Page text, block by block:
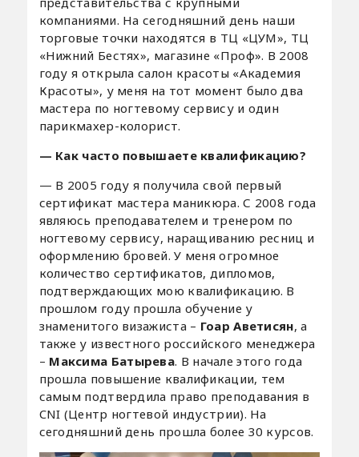
компаниями. На сегодняшний день наши
торговые точки находятся в ТЦ «ЦУМ», ТЦ
«Нижний Бестях», магазине «Проф». В 2008
году я открыла салон красоты «Академия
Красоты», у меня на тот момент было два
мастера по ногтевому сервису и один
парикмахер-колорист.
— Как часто повышаете квалификацию?
— В 2005 году я получила свой первый
сертификат мастера маникюра. С 2008 года
являюсь преподавателем и тренером по
ногтевому сервису, наращиванию ресниц и
оформлению бровей. У меня огромное
количество сертификатов, дипломов,
подтверждающих мою квалификацию. В
прошлом году прошла обучение у
знаменитого визажиста – Гоар Аветисян, а
также у известного российского менеджера
– Максима Батырева. В начале этого года
прошла повышение квалификации, тем
самым подтвердила право преподавания в
CNI (Центр ногтевой индустрии). На
сегодняшний день прошла более 30 курсов.